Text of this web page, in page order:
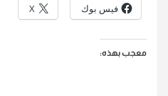
فيس بوك X
معجب بهذه: